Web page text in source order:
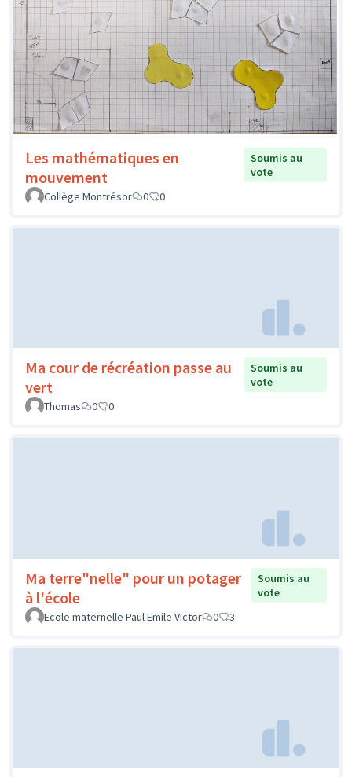
Les mathématiques en
mouvement
Soumis au
vote
Collège Montrésor
0 0
Ma cour de récréation passe au
vert
Soumis au
vote
Thomas
0 0
Ma terre"nelle" pour un potager
à l'école
Soumis au
vote
Ecole maternelle Paul Emile Victor
0 3